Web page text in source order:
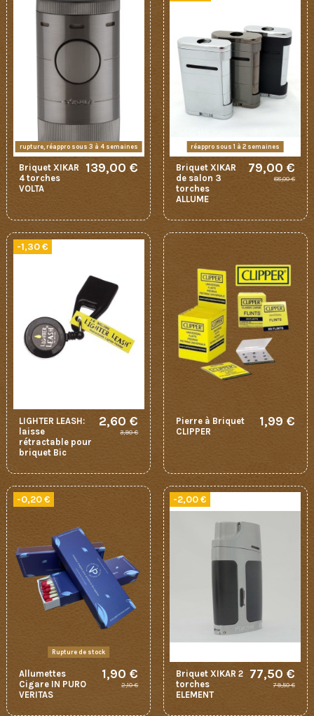
rupture, réappro sous 3 à 4 semaines
Briquet XIKAR
4 torches
VOLTA
139,00 €
réappro sous 1 à 2 semaines
Briquet XIKAR
de salon 3
torches
ALLUME
79,00 €
88,00 €
-1,30 €
LIGHTER LEASH:
laisse
rétractable pour
briquet Bic
2,60 €
3,90 €
Pierre à Briquet
CLIPPER
1,99 €
-0,20 €
Rupture de stock
Allumettes
Cigare IN PURO
VERITAS
1,90 €
2,10 €
-2,00 €
Briquet XIKAR 2
torches
ELEMENT
77,50 €
79,50 €